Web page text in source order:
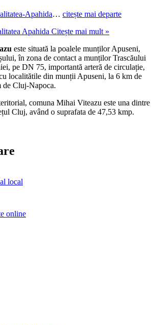
Apahida… citește mai departe
Apahida Citește mai mult »
este situată la poalele munților Apuseni,
în zona de contact a munților Trascăului
pe DN 75, importantă arteră de circulație,
localitătile din munții Apuseni, la 6 km de
de Cluj-Napoca.
comuna Mihai Viteazu este una dintre
Cluj, având o suprafata de 47,53 kmp.
local
online